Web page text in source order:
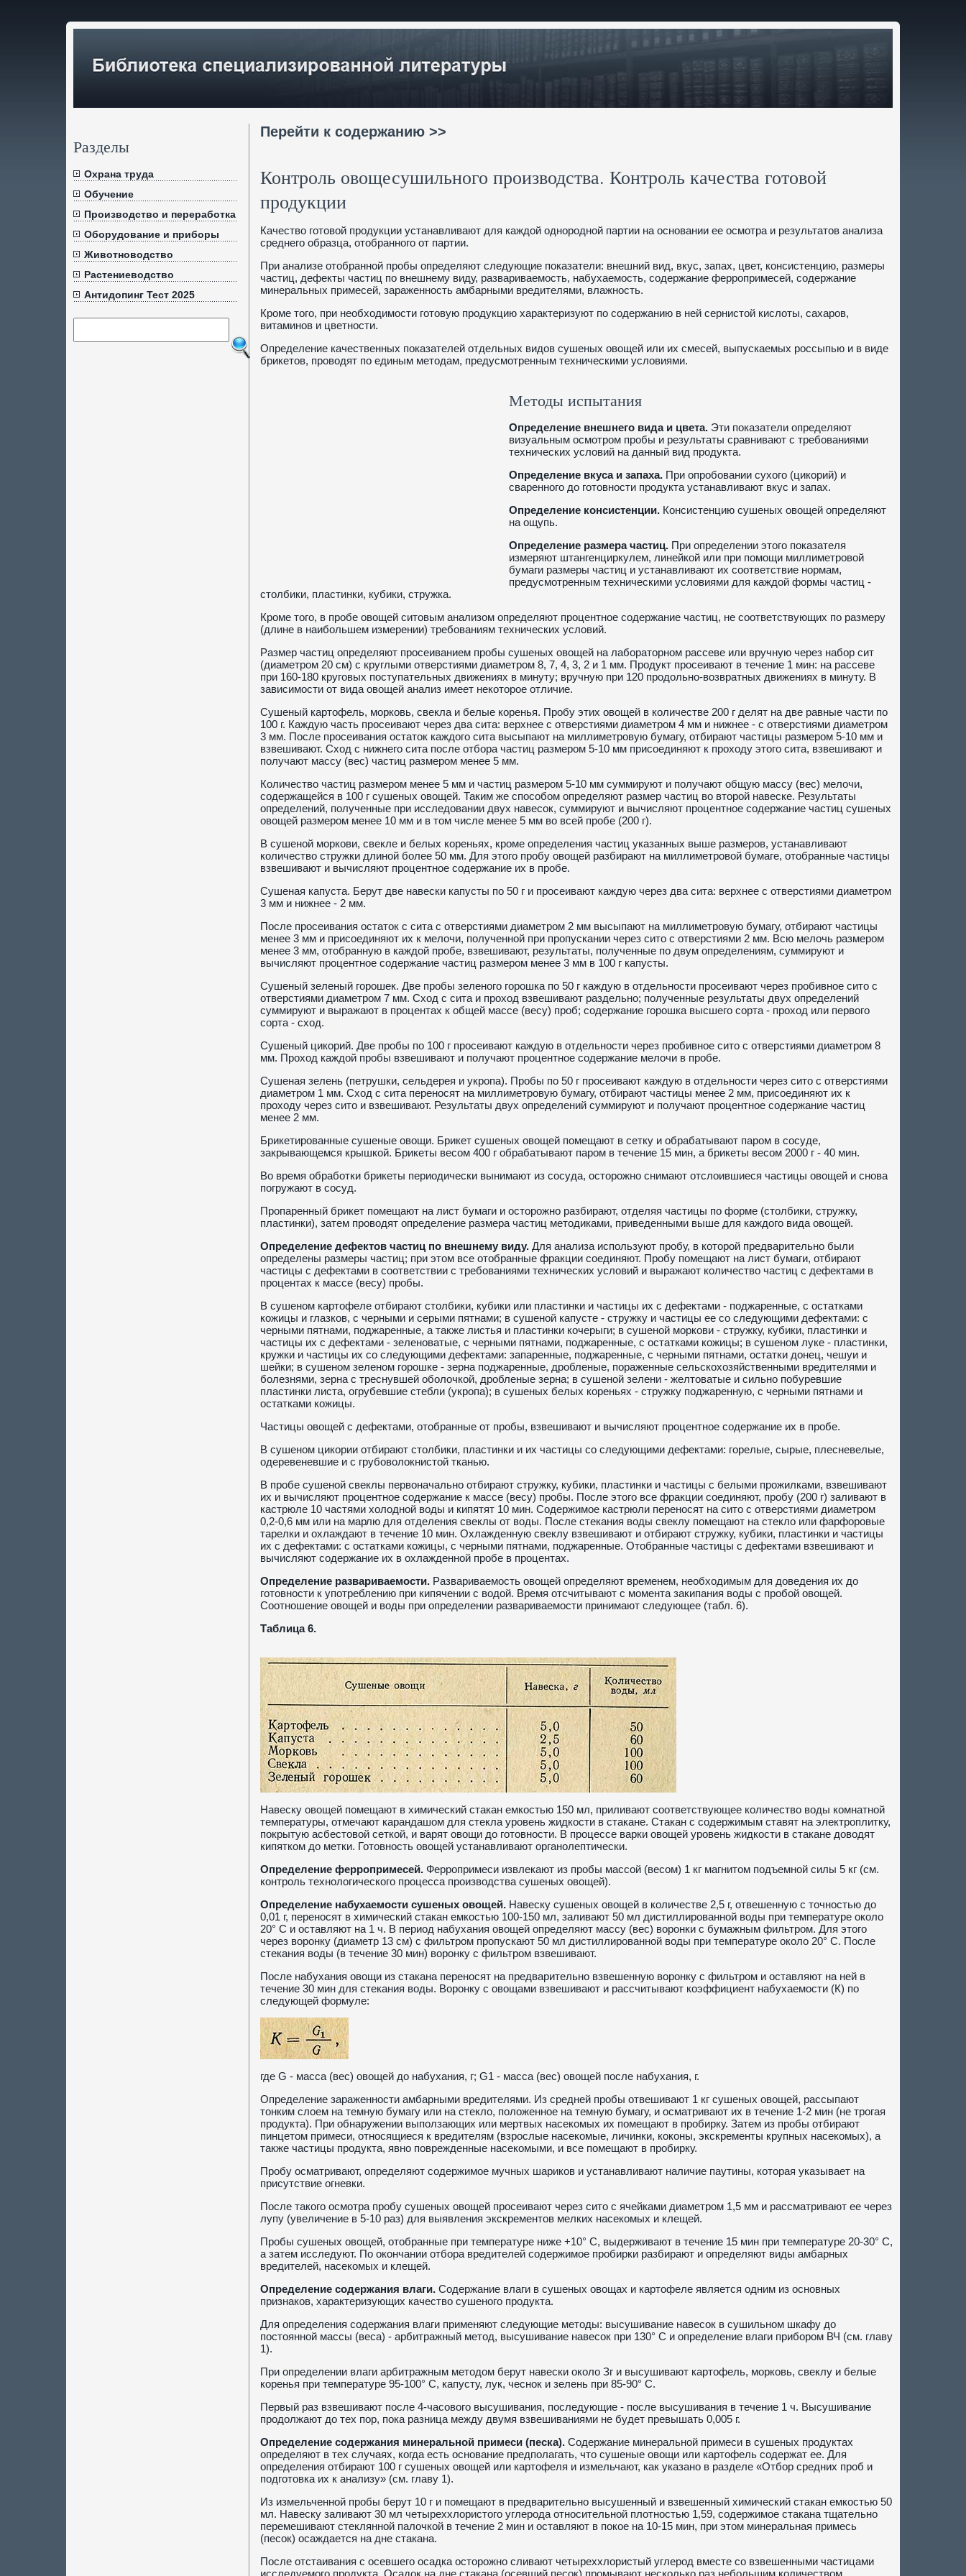
Перейти к содержанию >>
Контроль овощесушильного производства. Контроль качества готовой
продукции
Качество готовой продукции устанавливают для каждой однородной партии на основании ее осмотра и результатов анализа
среднего образца, отобранного от партии.
При анализе отобранной пробы определяют следующие показатели: внешний вид, вкус, запах, цвет, консистенцию, размеры
частиц, дефекты частиц по внешнему виду, развариваемость, набухаемость, содержание ферропримесей, содержание
минеральных примесей, зараженность амбарными вредителями, влажность.
Кроме того, при необходимости готовую продукцию характеризуют по содержанию в ней сернистой кислоты, сахаров,
витаминов и цветности.
Определение качественных показателей отдельных видов сушеных овощей или их смесей, выпускаемых россыпью и в виде
брикетов, проводят по единым методам, предусмотренным техническими условиями.
Методы испытания
Определение внешнего вида и цвета. Эти показатели определяют
визуальным осмотром пробы и результаты сравнивают с требованиями
технических условий на данный вид продукта.
Определение вкуса и запаха. При опробовании сухого (цикорий) и
сваренного до готовности продукта устанавливают вкус и запах.
Определение консистенции. Консистенцию сушеных овощей определяют
на ощупь.
Определение размера частиц. При определении этого показателя
измеряют штангенциркулем, линейкой или при помощи миллиметровой
бумаги размеры частиц и устанавливают их соответствие нормам,
предусмотренным техническими условиями для каждой формы частиц -
столбики, пластинки, кубики, стружка.
Кроме того, в пробе овощей ситовым анализом определяют процентное содержание частиц, не соответствующих по размеру
(длине в наибольшем измерении) требованиям технических условий.
Размер частиц определяют просеиванием пробы сушеных овощей на лабораторном рассеве или вручную через набор сит
(диаметром 20 см) с круглыми отверстиями диаметром 8, 7, 4, 3, 2 и 1 мм. Продукт просеивают в течение 1 мин: на рассеве
при 160-180 круговых поступательных движениях в минуту; вручную при 120 продольно-возвратных движениях в минуту. В
зависимости от вида овощей анализ имеет некоторое отличие.
Сушеный картофель, морковь, свекла и белые коренья. Пробу этих овощей в количестве 200 г делят на две равные части по
100 г. Каждую часть просеивают через два сита: верхнее с отверстиями диаметром 4 мм и нижнее - с отверстиями диаметром
3 мм. После просеивания остаток каждого сита высыпают на миллиметровую бумагу, отбирают частицы размером 5-10 мм и
взвешивают. Сход с нижнего сита после отбора частиц размером 5-10 мм присоединяют к проходу этого сита, взвешивают и
получают массу (вес) частиц размером менее 5 мм.
Количество частиц размером менее 5 мм и частиц размером 5-10 мм суммируют и получают общую массу (вес) мелочи,
содержащейся в 100 г сушеных овощей. Таким же способом определяют размер частиц во второй навеске. Результаты
определений, полученные при исследовании двух навесок, суммируют и вычисляют процентное содержание частиц сушеных
овощей размером менее 10 мм и в том числе менее 5 мм во всей пробе (200 г).
В сушеной моркови, свекле и белых кореньях, кроме определения частиц указанных выше размеров, устанавливают
количество стружки длиной более 50 мм. Для этого пробу овощей разбирают на миллиметровой бумаге, отобранные частицы
взвешивают и вычисляют процентное содержание их в пробе.
Сушеная капуста. Берут две навески капусты по 50 г и просеивают каждую через два сита: верхнее с отверстиями диаметром
3 мм и нижнее - 2 мм.
После просеивания остаток с сита с отверстиями диаметром 2 мм высыпают на миллиметровую бумагу, отбирают частицы
менее 3 мм и присоединяют их к мелочи, полученной при пропускании через сито с отверстиями 2 мм. Всю мелочь размером
менее 3 мм, отобранную в каждой пробе, взвешивают, результаты, полученные по двум определениям, суммируют и
вычисляют процентное содержание частиц размером менее 3 мм в 100 г капусты.
Сушеный зеленый горошек. Две пробы зеленого горошка по 50 г каждую в отдельности просеивают через пробивное сито с
отверстиями диаметром 7 мм. Сход с сита и проход взвешивают раздельно; полученные результаты двух определений
суммируют и выражают в процентах к общей массе (весу) проб; содержание горошка высшего сорта - проход или первого
сорта - сход.
Сушеный цикорий. Две пробы по 100 г просеивают каждую в отдельности через пробивное сито с отверстиями диаметром 8
мм. Проход каждой пробы взвешивают и получают процентное содержание мелочи в пробе.
Сушеная зелень (петрушки, сельдерея и укропа). Пробы по 50 г просеивают каждую в отдельности через сито с отверстиями
диаметром 1 мм. Сход с сита переносят на миллиметровую бумагу, отбирают частицы менее 2 мм, присоединяют их к
проходу через сито и взвешивают. Результаты двух определений суммируют и получают процентное содержание частиц
менее 2 мм.
Брикетированные сушеные овощи. Брикет сушеных овощей помещают в сетку и обрабатывают паром в сосуде,
закрывающемся крышкой. Брикеты весом 400 г обрабатывают паром в течение 15 мин, а брикеты весом 2000 г - 40 мин.
Во время обработки брикеты периодически вынимают из сосуда, осторожно снимают отслоившиеся частицы овощей и снова
погружают в сосуд.
Пропаренный брикет помещают на лист бумаги и осторожно разбирают, отделяя частицы по форме (столбики, стружку,
пластинки), затем проводят определение размера частиц методиками, приведенными выше для каждого вида овощей.
Определение дефектов частиц по внешнему виду. Для анализа используют пробу, в которой предварительно были
определены размеры частиц; при этом все отобранные фракции соединяют. Пробу помещают на лист бумаги, отбирают
частицы с дефектами в соответствии с требованиями технических условий и выражают количество частиц с дефектами в
процентах к массе (весу) пробы.
В сушеном картофеле отбирают столбики, кубики или пластинки и частицы их с дефектами - поджаренные, с остатками
кожицы и глазков, с черными и серыми пятнами; в сушеной капусте - стружку и частицы ее со следующими дефектами: с
черными пятнами, поджаренные, а также листья и пластинки кочерыги; в сушеной моркови - стружку, кубики, пластинки и
частицы их с дефектами - зеленоватые, с черными пятнами, поджаренные, с остатками кожицы; в сушеном луке - пластинки,
кружки и частицы их со следующими дефектами: запаренные, поджаренные, с черными пятнами, остатки донец, чешуи и
шейки; в сушеном зеленом горошке - зерна поджаренные, дробленые, пораженные сельскохозяйственными вредителями и
болезнями, зерна с треснувшей оболочкой, дробленые зерна; в сушеной зелени - желтоватые и сильно побуревшие
пластинки листа, огрубевшие стебли (укропа); в сушеных белых кореньях - стружку поджаренную, с черными пятнами и
остатками кожицы.
Частицы овощей с дефектами, отобранные от пробы, взвешивают и вычисляют процентное содержание их в пробе.
В сушеном цикории отбирают столбики, пластинки и их частицы со следующими дефектами: горелые, сырые, плесневелые,
одеревеневшие и с грубоволокнистой тканью.
В пробе сушеной свеклы первоначально отбирают стружку, кубики, пластинки и частицы с белыми прожилками, взвешивают
их и вычисляют процентное содержание к массе (весу) пробы. После этого все фракции соединяют, пробу (200 г) заливают в
кастрюле 10 частями холодной воды и кипятят 10 мин. Содержимое кастрюли переносят на сито с отверстиями диаметром
0,2-0,6 мм или на марлю для отделения свеклы от воды. После стекания воды свеклу помещают на стекло или фарфоровые
тарелки и охлаждают в течение 10 мин. Охлажденную свеклу взвешивают и отбирают стружку, кубики, пластинки и частицы
их с дефектами: с остатками кожицы, с черными пятнами, поджаренные. Отобранные частицы с дефектами взвешивают и
вычисляют содержание их в охлажденной пробе в процентах.
Определение развариваемости. Развариваемость овощей определяют временем, необходимым для доведения их до
готовности к употреблению при кипячении с водой. Время отсчитывают с момента закипания воды с пробой овощей.
Соотношение овощей и воды при определении развариваемости принимают следующее (табл. 6).
Таблица 6.
Навеску овощей помещают в химический стакан емкостью 150 мл, приливают соответствующее количество воды комнатной
температуры, отмечают карандашом для стекла уровень жидкости в стакане. Стакан с содержимым ставят на электроплитку,
покрытую асбестовой сеткой, и варят овощи до готовности. В процессе варки овощей уровень жидкости в стакане доводят
кипятком до метки. Готовность овощей устанавливают органолептически.
Определение ферропримесей. Ферропримеси извлекают из пробы массой (весом) 1 кг магнитом подъемной силы 5 кг (см.
контроль технологического процесса производства сушеных овощей).
Определение набухаемости сушеных овощей. Навеску сушеных овощей в количестве 2,5 г, отвешенную с точностью до
0,01 г, переносят в химический стакан емкостью 100-150 мл, заливают 50 мл дистиллированной воды при температуре около
20° С и оставляют на 1 ч. В период набухания овощей определяют массу (вес) воронки с бумажным фильтром. Для этого
через воронку (диаметр 13 см) с фильтром пропускают 50 мл дистиллированной воды при температуре около 20° С. После
стекания воды (в течение 30 мин) воронку с фильтром взвешивают.
После набухания овощи из стакана переносят на предварительно взвешенную воронку с фильтром и оставляют на ней в
течение 30 мин для стекания воды. Воронку с овощами взвешивают и рассчитывают коэффициент набухаемости (К) по
следующей формуле:
где G - масса (вес) овощей до набухания, г; G1 - масса (вес) овощей после набухания, г.
Определение зараженности амбарными вредителями. Из средней пробы отвешивают 1 кг сушеных овощей, рассыпают
тонким слоем на темную бумагу или на стекло, положенное на темную бумагу, и осматривают их в течение 1-2 мин (не трогая
продукта). При обнаружении выползающих или мертвых насекомых их помещают в пробирку. Затем из пробы отбирают
пинцетом примеси, относящиеся к вредителям (взрослые насекомые, личинки, коконы, экскременты крупных насекомых), а
также частицы продукта, явно поврежденные насекомыми, и все помещают в пробирку.
Пробу осматривают, определяют содержимое мучных шариков и устанавливают наличие паутины, которая указывает на
присутствие огневки.
После такого осмотра пробу сушеных овощей просеивают через сито с ячейками диаметром 1,5 мм и рассматривают ее через
лупу (увеличение в 5-10 раз) для выявления экскрементов мелких насекомых и клещей.
Пробы сушеных овощей, отобранные при температуре ниже +10° С, выдерживают в течение 15 мин при температуре 20-30° С,
а затем исследуют. По окончании отбора вредителей содержимое пробирки разбирают и определяют виды амбарных
вредителей, насекомых и клещей.
Определение содержания влаги. Содержание влаги в сушеных овощах и картофеле является одним из основных
признаков, характеризующих качество сушеного продукта.
Для определения содержания влаги применяют следующие методы: высушивание навесок в сушильном шкафу до
постоянной массы (веса) - арбитражный метод, высушивание навесок при 130° С и определение влаги прибором ВЧ (см. главу
1).
При определении влаги арбитражным методом берут навески около Зг и высушивают картофель, морковь, свеклу и белые
коренья при температуре 95-100° С, капусту, лук, чеснок и зелень при 85-90° С.
Первый раз взвешивают после 4-часового высушивания, последующие - после высушивания в течение 1 ч. Высушивание
продолжают до тех пор, пока разница между двумя взвешиваниями не будет превышать 0,005 г.
Определение содержания минеральной примеси (песка). Содержание минеральной примеси в сушеных продуктах
определяют в тех случаях, когда есть основание предполагать, что сушеные овощи или картофель содержат ее. Для
определения отбирают 100 г сушеных овощей или картофеля и измельчают, как указано в разделе «Отбор средних проб и
подготовка их к анализу» (см. главу 1).
Из измельченной пробы берут 10 г и помещают в предварительно высушенный и взвешенный химический стакан емкостью 50
мл. Навеску заливают 30 мл четыреххлористого углерода относительной плотностью 1,59, содержимое стакана тщательно
перемешивают стеклянной палочкой в течение 2 мин и оставляют в покое на 10-15 мин, при этом минеральная примесь
(песок) осаждается на дне стакана.
После отстаивания с осевшего осадка осторожно сливают четыреххлористый углерод вместе со взвешенными частицами
исследуемого продукта. Осадок на дне стакана (осевший песок) промывают несколько раз небольшим количеством
Разделы
Охрана труда
Обучение
Производство и переработка
Оборудование и приборы
Животноводство
Растениеводство
Антидопинг Тест 2025